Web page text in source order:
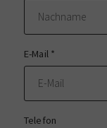
E-Mail *
Telefon